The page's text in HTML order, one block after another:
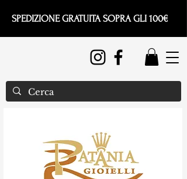
SPEDIZIONE GRATUITA SOPRA GLI 100€